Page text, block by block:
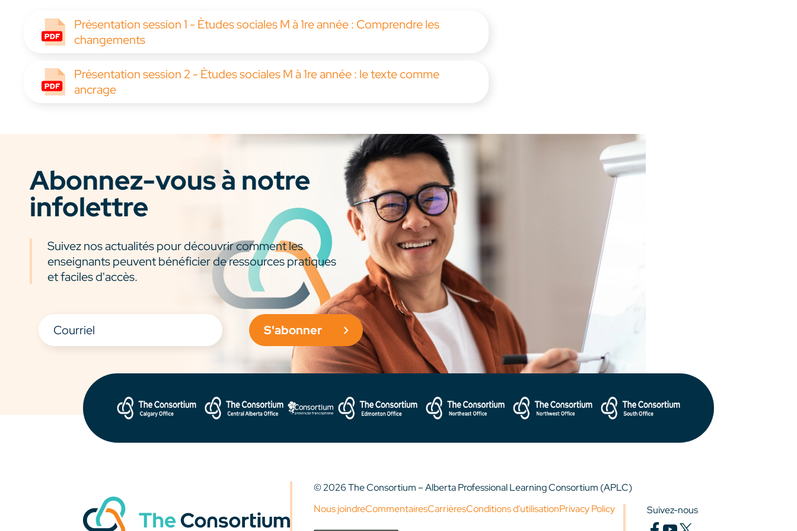
Présentation session 1 - Ètudes sociales M à 1re année : Comprendre les
changements
Présentation session 2 - Ètudes sociales M à 1re année : le texte comme
ancrage
Abonnez-vous à notre
infolettre
Suivez nos actualités pour découvrir comment les
enseignants peuvent bénéficier de ressources pratiques
et faciles d'accès.
S'abonner
© 2026 The Consortium – Alberta Professional Learning Consortium (APLC)
Nous joindreCommentairesCarrièresConditions d'utilisationPrivacy Policy Suivez-nous